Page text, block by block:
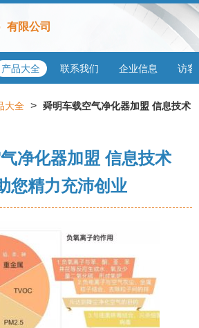
有限公司
产品大全 联系我们 企业信息 访客
大全 > 舜明车载空气净化器加盟 信息技术
净化器加盟 信息技术
您精力充沛创业